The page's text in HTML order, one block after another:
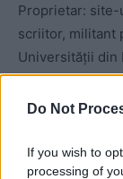
Do Not
If you wish to
processing of
Proprietar:
scriitor, militant
Universității din
legislatura
Proprietari: